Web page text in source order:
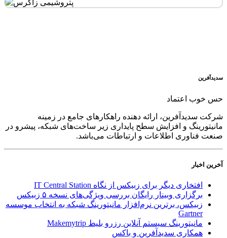
سدید‌آفرین
حس خوب اعتماد
شرکت سدید‌آفرین، ارائه دهنده راهکارهای جامع در زمینه
مانیتورینگ و افزایش سطح پایداری زیر ساخت‌های شبکه، پیشرو در
صنعت فناوری اطلاعات و ارتباطات می‌باشد.
آخرین اخبار
افتخاری دیگر برای زبیکس از نگاه IT Central Station
برگزاری وبینار رایگان بررسی ویژگی‌های نسخه ۵ زبیکس
زبیکس، برترین نرم‌افزار مانیتورینگ شبکه به انتخاب موسسه
Gartner
مانیتورینگ سیستم آنلاین رزرو بلیط Makemytrip
همکاری سدیدآفرین و باکس